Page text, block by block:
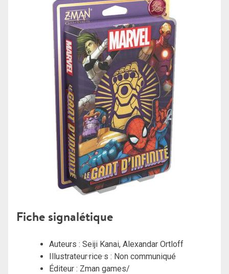
Fiche signalétique
Auteurs : Seiji Kanai, Alexandar Ortloff
Illustrateur·rice·s : Non communiqué
Éditeur : Zman games/